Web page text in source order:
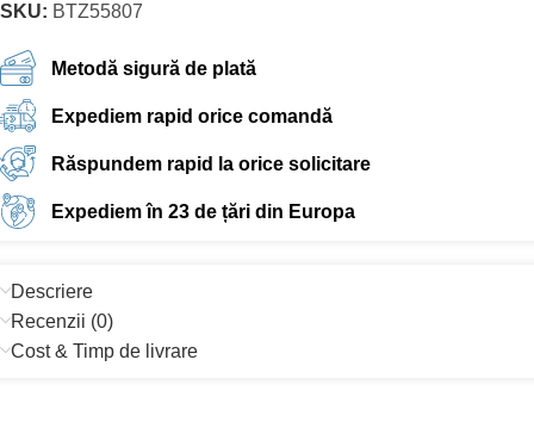
SKU: BTZ55807
Metodă sigură de plată
Expediem rapid orice comandă
Răspundem rapid la orice solicitare
Expediem în 23 de țări din Europa
Descriere
Recenzii (0)
Cost & Timp de livrare